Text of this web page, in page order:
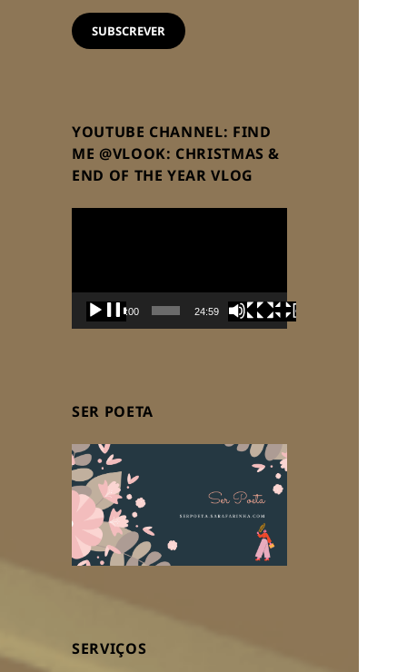
email
SUBSCREVER
YOUTUBE CHANNEL: FIND
ME @VLOOK: CHRISTMAS &
END OF THE YEAR VLOG
00:00 24:59
SER POETA
SERVIÇOS